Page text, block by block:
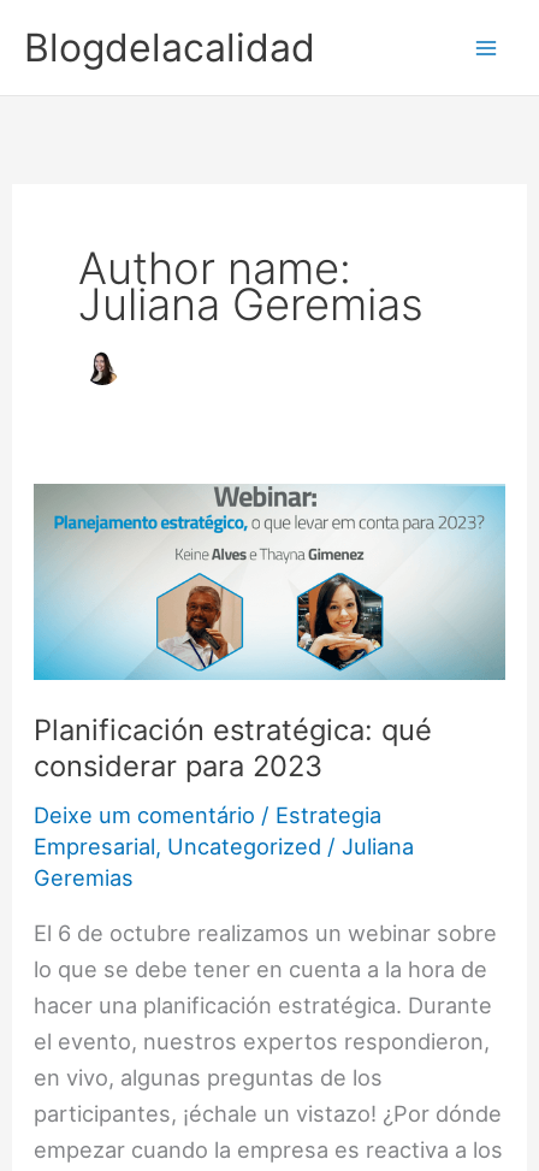
para
o
Blogdelacalidad
Author name:
Juliana Geremias
Planificación estratégica: qué
considerar para 2023
Deixe um comentário / Estrategia
Empresarial, Uncategorized /Juliana
Geremias
El 6 de octubre realizamos un webinar sobre
lo que se debe tener en cuenta a la hora de
hacer una planificación estratégica. Durante
el evento, nuestros expertos respondieron,
en vivo, algunas preguntas de los
participantes, ¡échale un vistazo! ¿Por dónde
empezar cuando la empresa es reactiva a los
estratégica:
para
2023